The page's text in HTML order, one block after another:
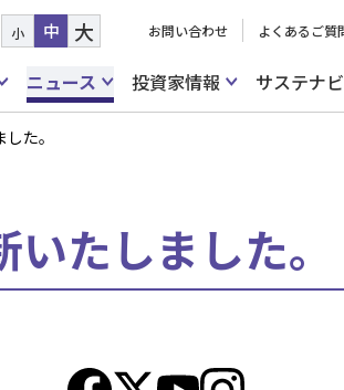
小 中 大 お問い合わせ よくあるご質
ニュース 投資家情報 サステナ
た。
たしました。